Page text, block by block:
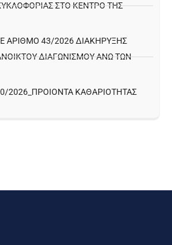
ΣΤΟ ΚΈΝΤΡΟ ΤΗΣ
ΑΡΙΘΜΟ 43/2026 ΔΙΑΚΗΡΥΞΗΣ
ΔΙΑΓΩΝΙΣΜΟΥ ΑΝΩ ΤΩΝ
2026_ΠΡΟΙΌΝΤΑ ΚΑΘΑΡΙΌΤΗΤΑΣ